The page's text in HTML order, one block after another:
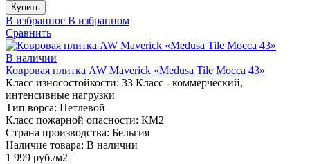
Купить
В избранное В избранном
Сравнить
В наличии
Ковровая плитка AW Maverick «Medusa Tile Mocca 43»
Класс износостойкости: 33 Класс - коммерческий,
интенсивные нагрузки
Тип ворса: Петлевой
Класс пожарной опасности: КМ2
Страна производства: Бельгия
Наличие товара: В наличии
1 999 руб./м2